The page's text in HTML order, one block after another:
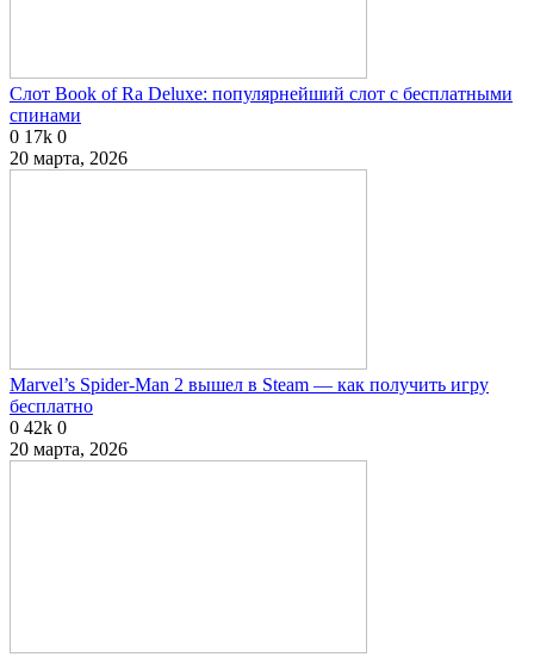
Слот Book of Ra Deluxe: популярнейший слот с бесплатными
спинами
0 17k 0
20 марта, 2026
Marvel’s Spider-Man 2 вышел в Steam — как получить игру
бесплатно
0 42k 0
20 марта, 2026